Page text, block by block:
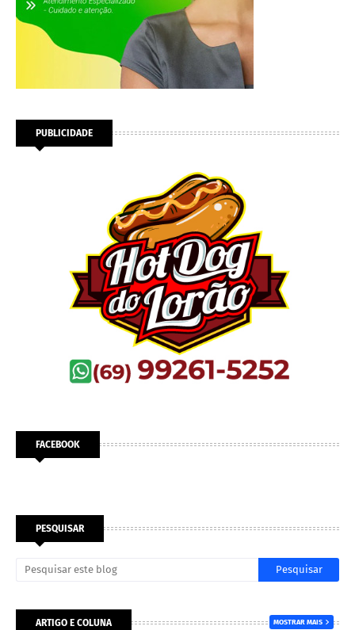
PUBLICIDADE
FACEBOOK
PESQUISAR
ARTIGO E COLUNA MOSTRAR MAIS